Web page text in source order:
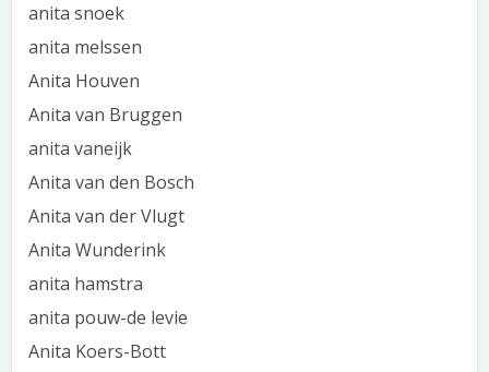
anita snoek
anita melssen
Anita Houven
Anita van Bruggen
anita vaneijk
Anita van den Bosch
Anita van der Vlugt
Anita Wunderink
anita hamstra
anita pouw-de levie
Anita Koers-Bott